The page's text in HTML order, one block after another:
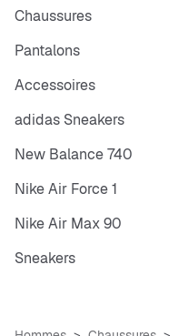
Chaussures
Pantalons
Accessoires
adidas Sneakers
New Balance 740
Nike Air Force 1
Nike Air Max 90
Sneakers